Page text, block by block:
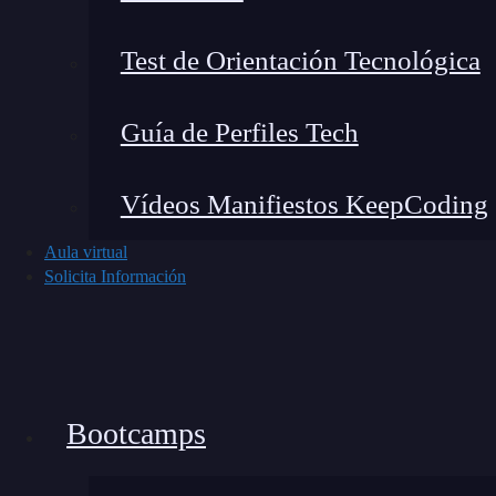
Test de Orientación Tecnológica
Guía de Perfiles Tech
Vídeos Manifiestos KeepCoding
Aula virtual
Solicita Información
Bootcamps
¿Has dicho o escuchado a alguien decir eso?